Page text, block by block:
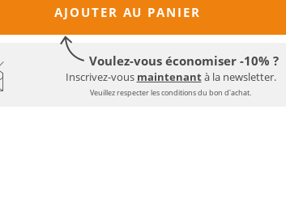
AJOUTER AU PANIER
Voulez-vous économiser -10% ?
Inscrivez-vous maintenantà la newsletter.
Veuillez respecter les conditions du bon d'achat.